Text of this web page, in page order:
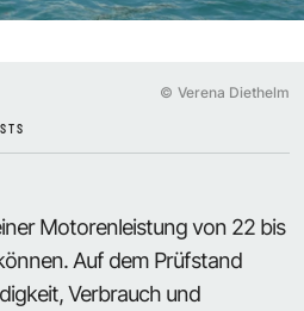
© Verena Diethelm
Motorenleistung von 22 bis
Auf dem Prüfstand
Verbrauch und